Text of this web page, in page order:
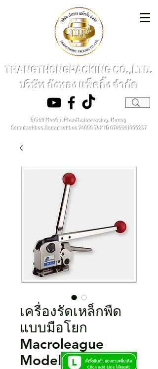
THANGTHONGPACKING CO.,LTD.
บริษัท ถังทอง แพ็คกิ้ง จำกัด
5/359 Moo6 T.Phanthainorrasing, Mueng
Samutsakhon,Samutsakhon 74000TAX ID0745561000237
เครื่องรัดเหล็กพืด
แบบมือโยก
Macroleague
Model.MH35